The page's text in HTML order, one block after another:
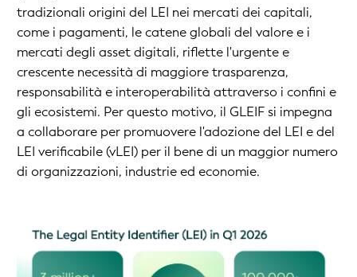
tradizionali origini del LEI nei mercati dei capitali,
come i pagamenti, le catene globali del valore e i
mercati degli asset digitali, riflette l'urgente e
crescente necessità di maggiore trasparenza,
responsabilità e interoperabilità attraverso i confini e
gli ecosistemi. Per questo motivo, il GLEIF si impegna
a collaborare per promuovere l'adozione del LEI e del
LEI verificabile (vLEI) per il bene di un maggior numero
di organizzazioni, industrie ed economie.